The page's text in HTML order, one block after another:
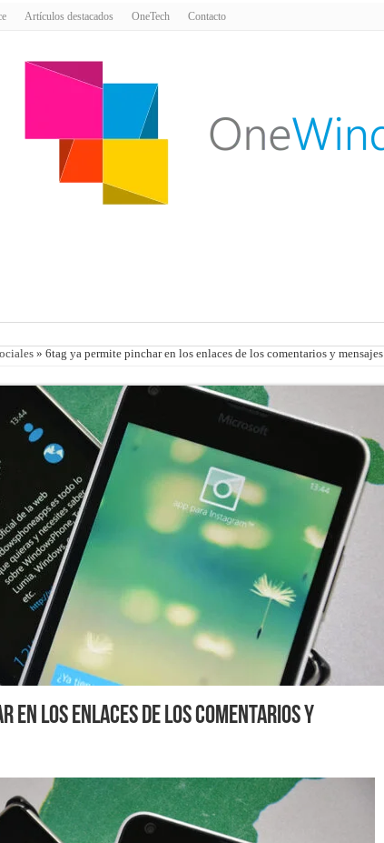
Artículos destacados OneTech Contacto
» 6tag ya permite pinchar en los enlaces de los comentarios y mensajes
en los enlaces de los comentarios y